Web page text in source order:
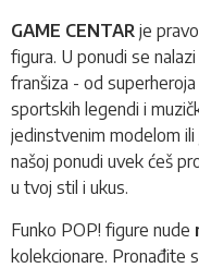
GAME CENTAR je
figura. U ponudi se
franšiza - od
sportskih legendi i
jedinstvenim modelom
našoj ponudi uvek ćeš
u tvoj stil i ukus.
Funko POP! figure nude
kolekcionare. Pronađite